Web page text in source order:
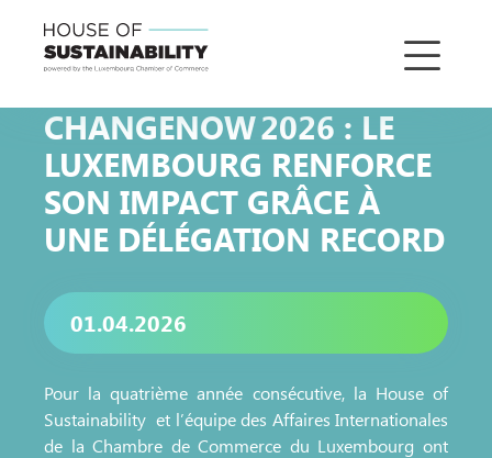
CHANGENOW 2026 : LE
LUXEMBOURG RENFORCE
SON IMPACT GRÂCE À
UNE DÉLÉGATION RECORD
01.04.2026
Pour la quatrième année consécutive, la House of
Sustainability et l’équipe des Affaires Internationales
de la Chambre de Commerce du Luxembourg ont